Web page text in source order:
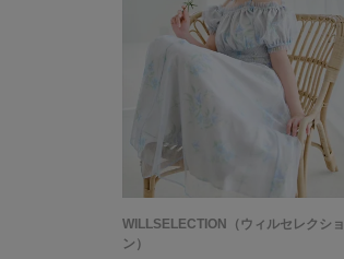
WILLSELECTION（ウィルセレクショ
ン）